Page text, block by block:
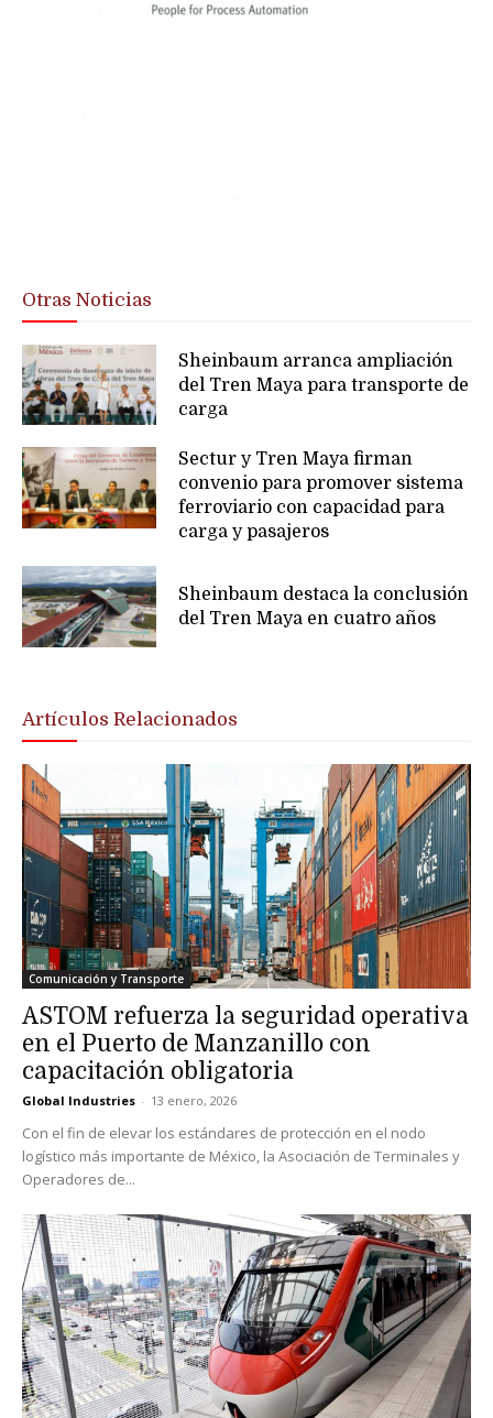
Otras Noticias
Sheinbaum arranca ampliación
del Tren Maya para transporte de
carga
Sectur y Tren Maya firman
convenio para promover sistema
ferroviario con capacidad para
carga y pasajeros
Sheinbaum destaca la conclusión
del Tren Maya en cuatro años
Artículos Relacionados
Comunicación y Transporte
ASTOM refuerza la seguridad operativa
en el Puerto de Manzanillo con
capacitación obligatoria
Global Industries - 13 enero, 2026
Con el fin de elevar los estándares de protección en el nodo
logístico más importante de México, la Asociación de Terminales y
Operadores de...